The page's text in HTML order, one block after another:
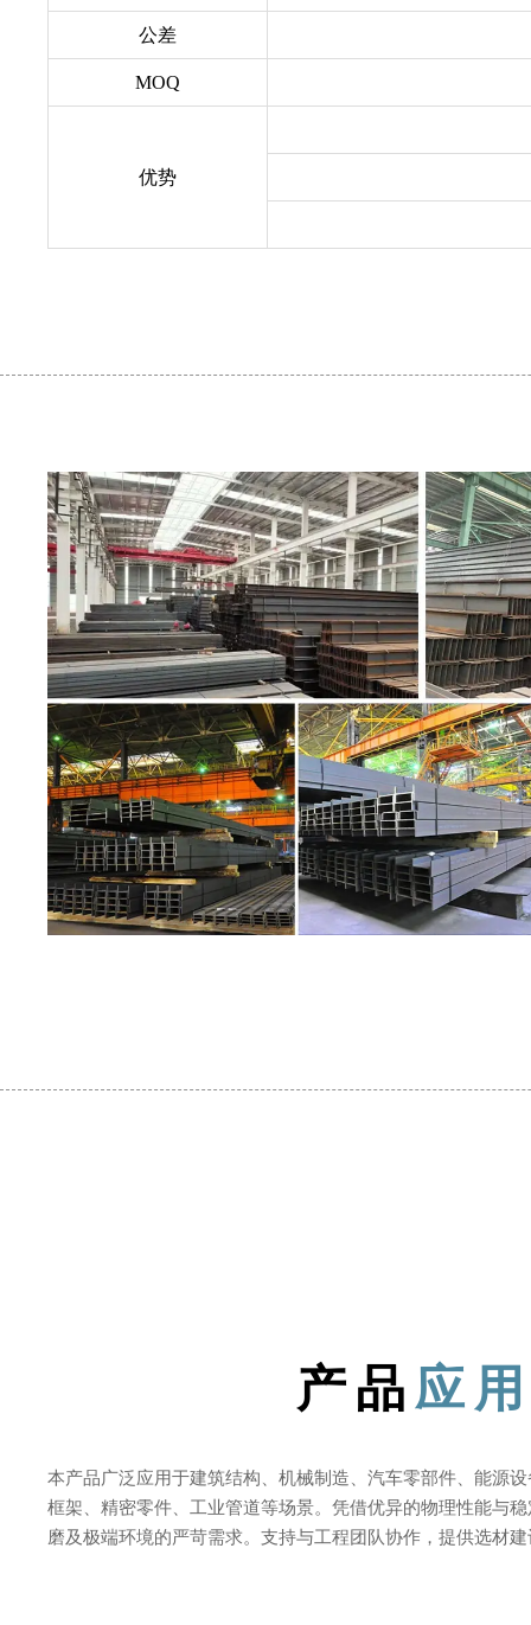
公差
MOQ
优势
产品 应
本产品广泛应用于建筑结构、机械制造、汽车零部件、能源
框架、精密零件、工业管道等场景。凭借优异的物理性能与
磨及极端环境的严苛需求。支持与工程团队协作，提供选材